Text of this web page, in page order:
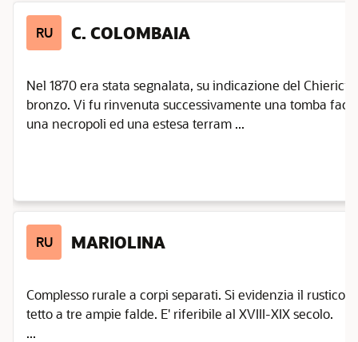
RU C. COLOMBAIA
Nel 1870 era stata segnalata, su indicazione del
bronzo. Vi fu rinvenuta successivamente una tomba
una necropoli ed una estesa terram ...
RU MARIOLINA
Complesso rurale a corpi separati. Si evidenzia il rustico
tetto a tre ampie falde. E' riferibile al XVIII-XIX secolo.
...